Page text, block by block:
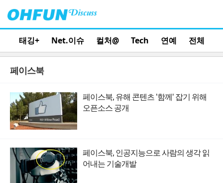
태깅+ Net.이슈 컬처@ Tech 연예 전체
페이스북
페이스북, 유해 콘텐츠 '함께' 잡기 위해
오픈소스 공개
페이스북, 인공지능으로 사람의 생각 읽
어내는 기술개발